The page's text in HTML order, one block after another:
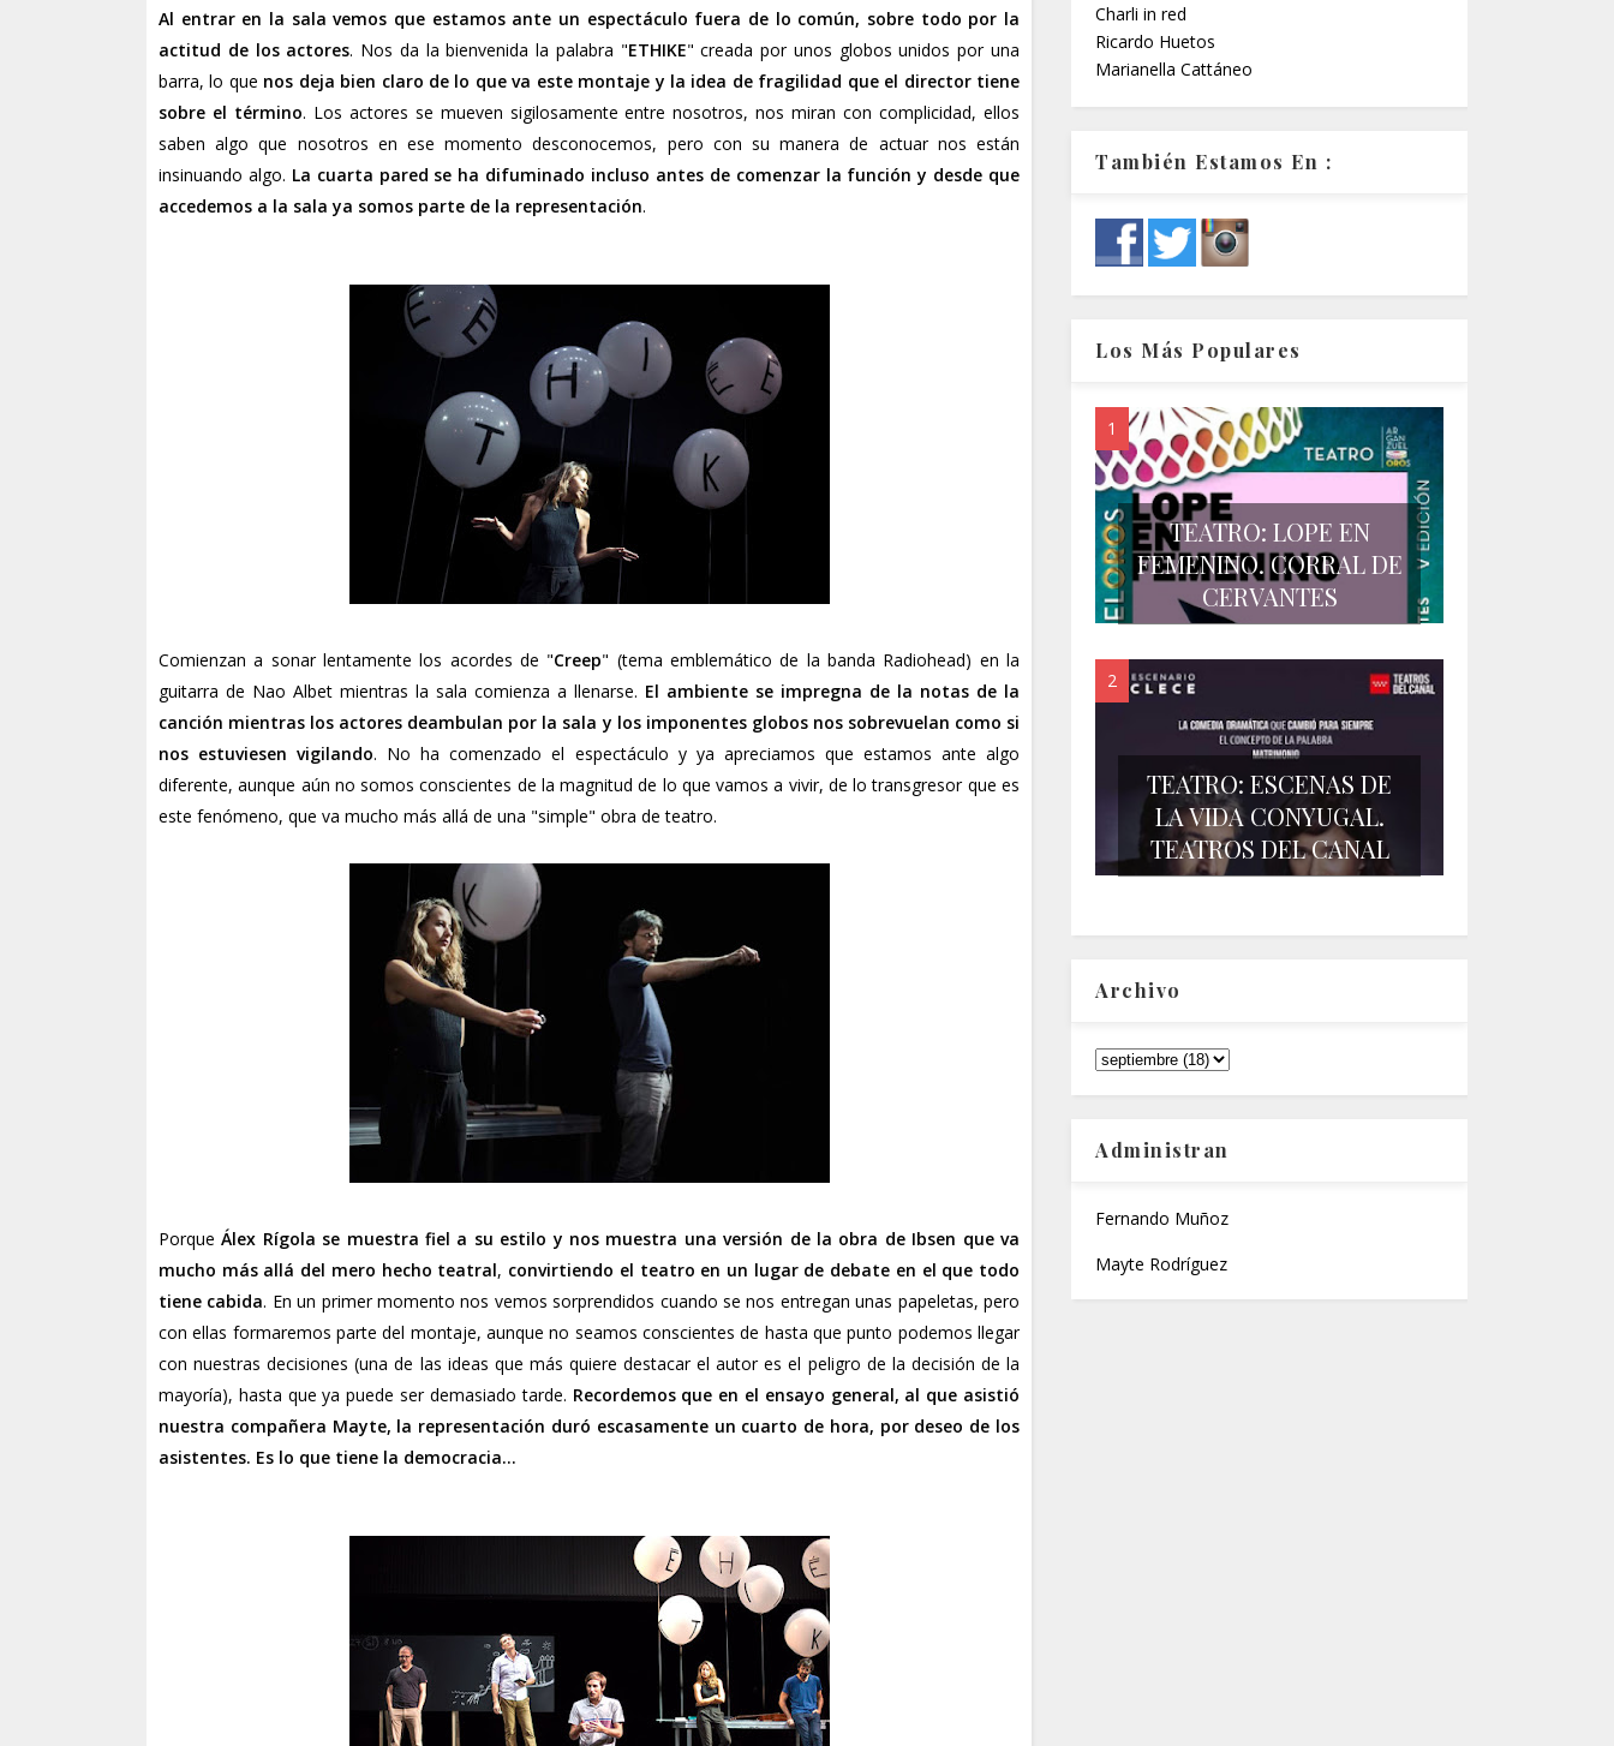
Al entrar en la sala vemos que estamos ante un espectáculo fuera de lo común, sobre todo por la
actitud de los actores. Nos da la bienvenida la palabra "ETHIKE" creada por unos globos unidos por una
barra, lo que nos deja bien claro de lo que va este montaje y la idea de fragilidad que el director tiene
sobre el término. Los actores se mueven sigilosamente entre nosotros, nos miran con complicidad, ellos
saben algo que nosotros en ese momento desconocemos, pero con su manera de actuar nos están
insinuando algo. La cuarta pared se ha difuminado incluso antes de comenzar la función y desde que
accedemos a la sala ya somos parte de la representación.
Comienzan a sonar lentamente los acordes de "Creep" (tema emblemático de la banda Radiohead) en la
guitarra de Nao Albet mientras la sala comienza a llenarse. El ambiente se impregna de la notas de la
canción mientras los actores deambulan por la sala y los imponentes globos nos sobrevuelan como si
nos estuviesen vigilando. No ha comenzado el espectáculo y ya apreciamos que estamos ante algo
diferente, aunque aún no somos conscientes de la magnitud de lo que vamos a vivir, de lo transgresor que es
este fenómeno, que va mucho más allá de una "simple" obra de teatro.
PorqueÁlex Rígola se muestra fiel a su estilo y nos muestra una versión de la obra de Ibsen que va
mucho más allá del mero hecho teatral, convirtiendo el teatro en un lugar de debate en el que todo
tiene cabida. En un primer momento nos vemos sorprendidos cuando se nos entregan unas papeletas, pero
con ellas formaremos parte del montaje, aunque no seamos conscientes de hasta que punto podemos llegar
con nuestras decisiones (una de las ideas que más quiere destacar el autor es el peligro de la decisión de la
mayoría), hasta que ya puede ser demasiado tarde. Recordemos que en el ensayo general, al que asistió
nuestra compañera Mayte, la representación duró escasamente un cuarto de hora, por deseo de los
asistentes. Es lo que tiene la democracia...
Charli in red
Ricardo Huetos
Marianella Cattáneo
También Estamos En :
Los Más Populares
TEATRO: LOPE EN
FEMENINO. CORRAL DE
CERVANTES
TEATRO: ESCENAS DE
LA VIDA CONYUGAL.
TEATROS DEL CANAL
Archivo
Administran
Fernando Muñoz
Mayte Rodríguez